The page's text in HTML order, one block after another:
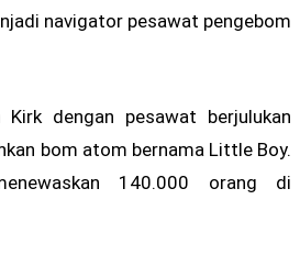
navigator pesawat pengebom
Kirk dengan pesawat berjulukan
bom atom bernama Little Boy.
140.000 orang di